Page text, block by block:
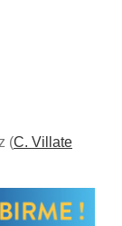
(C. Villate